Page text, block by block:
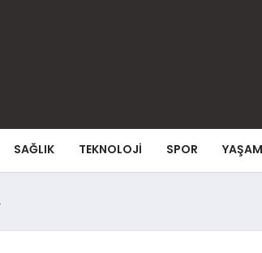
SAĞLIK TEKNOLOJI SPOR YAŞAM